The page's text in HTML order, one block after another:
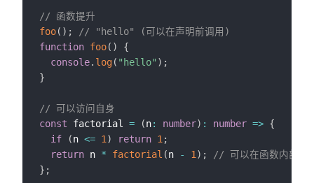
// 函数提升
foo( ) ;
// "hello" (可以在声明前调用)
function foo( )
{
console. log( "hello" ) ;
}
// 可以访问自身
const factorial = (n: number) : number => {
if
(n <= 1) return 1;
return n * factorial (n - 1) ;
// 可以在函数内部调
} ;